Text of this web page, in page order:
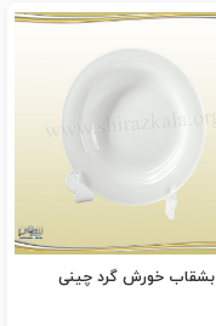
بشقاب خورش گرد چینی